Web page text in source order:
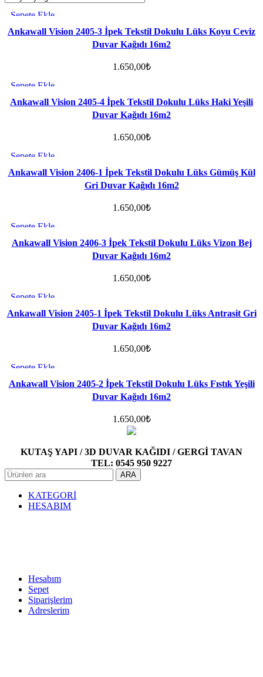
Sepete Ekle
Favorilere ekle
Ankawall Vision 2405-3 İpek Tekstil Dokulu Lüks Koyu Ceviz
Duvar Kağıdı 16m2
1.650,00₺
Sepete Ekle
Favorilere ekle
Ankawall Vision 2405-4 İpek Tekstil Dokulu Lüks Haki Yeşili
Duvar Kağıdı 16m2
1.650,00₺
Sepete Ekle
Favorilere ekle
Ankawall Vision 2406-1 İpek Tekstil Dokulu Lüks Gümüş Kül
Gri Duvar Kağıdı 16m2
1.650,00₺
Sepete Ekle
Favorilere ekle
Ankawall Vision 2406-3 İpek Tekstil Dokulu Lüks Vizon Bej
Duvar Kağıdı 16m2
1.650,00₺
Sepete Ekle
Favorilere ekle
Ankawall Vision 2405-1 İpek Tekstil Dokulu Lüks Antrasit Gri
Duvar Kağıdı 16m2
1.650,00₺
Sepete Ekle
Favorilere ekle
Ankawall Vision 2405-2 İpek Tekstil Dokulu Lüks Fıstık Yeşili
Duvar Kağıdı 16m2
1.650,00₺
KUTAŞ YAPI / 3D DUVAR KAĞIDI / GERGİ TAVAN
TEL: 0545 950 9227
ARA
KATEGORİ
HESABIM
Hesabım
Sepet
Siparişlerim
Adreslerim